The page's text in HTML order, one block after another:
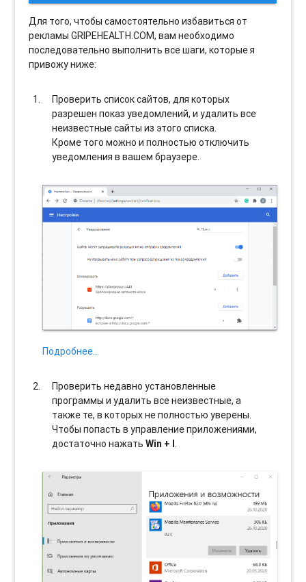
Для того, чтобы самостоятельно избавиться от
рекламы GRIPEHEALTH.COM, вам необходимо
последовательно выполнить все шаги, которые я
привожу ниже:
Проверить список сайтов, для которых
разрешен показ уведомлений, и удалить все
неизвестные сайты из этого списка.
Кроме того можно и полностью отключить
уведомления в вашем браузере.
Подробнее…
Проверить недавно установленные
программы и удалить все неизвестные, а
также те, в которых не полностью уверены.
Чтобы попасть в управление приложениями,
достаточно нажатьWin + I.